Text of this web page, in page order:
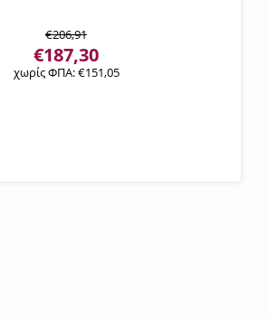
€206,91
€187,30
χωρίς ΦΠΑ:€151,05